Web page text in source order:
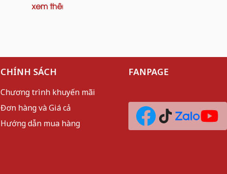
xem thêm
CHÍNH SÁCH
Chương trình khuyến mãi
Đơn hàng và Giá cả
Hướng dẫn mua hàng
FANPAGE